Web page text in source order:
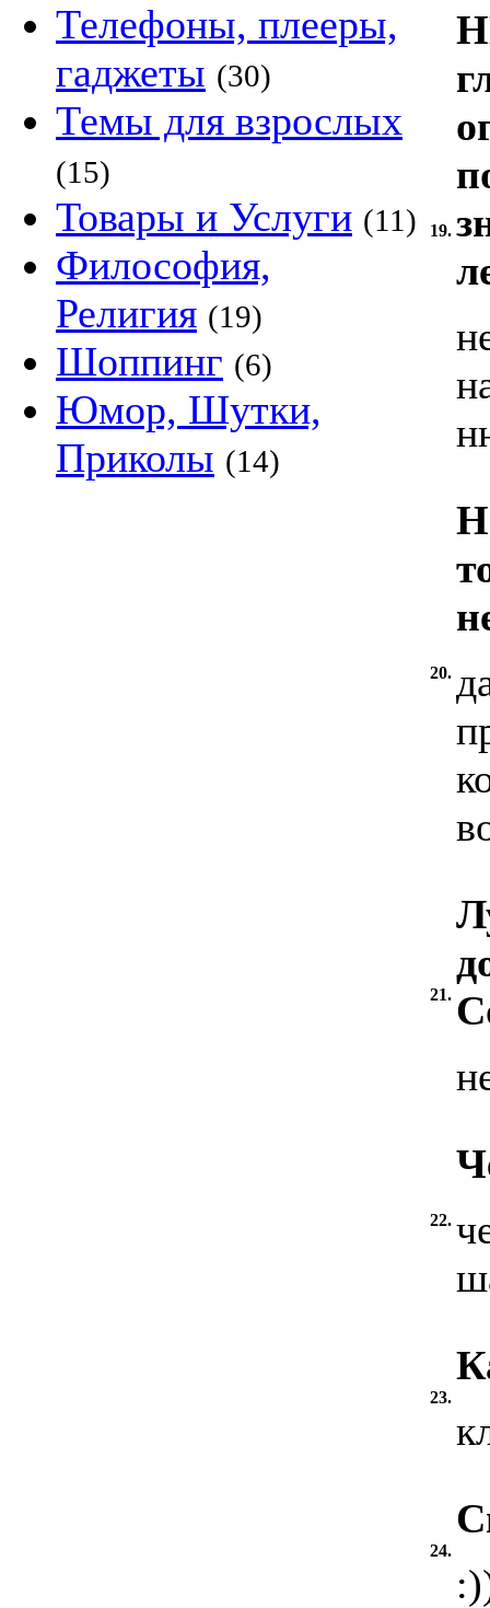
Телефоны, плееры,
гаджеты (30)
Темы для взрослых
(15)
Товары и Услуги (11)
Философия,
Религия (19)
Шоппинг (6)
Юмор, Шутки,
Приколы (14)
19.
20.
21.
22.
23.
24.